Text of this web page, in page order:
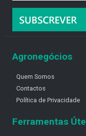
Agronegócios
Quem Somos
Contactos
Política de Privacidade
Ferramentas